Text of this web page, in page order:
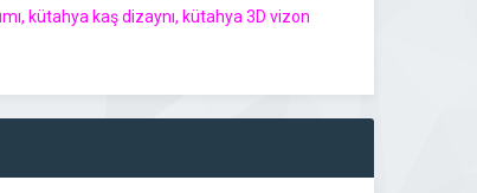
kütahya kaş dizaynı, kütahya 3D vizon